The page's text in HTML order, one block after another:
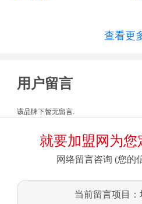
查看更
用户留言
该品牌下暂无留言.
就要加盟网为您
网络留言咨询 (您的
当前留言项目